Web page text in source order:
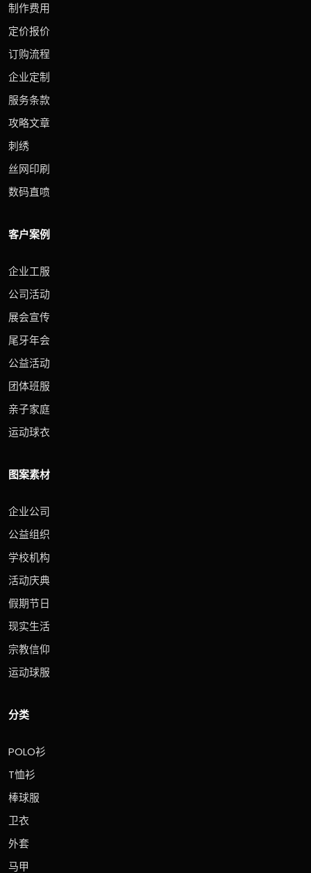
制作费用
定价报价
订购流程
企业定制
服务条款
攻略文章
刺绣
丝网印刷
数码直喷
客户案例
企业工服
公司活动
展会宣传
尾牙年会
公益活动
团体班服
亲子家庭
运动球衣
图案素材
企业公司
公益组织
学校机构
活动庆典
假期节日
现实生活
宗教信仰
运动球服
分类
POLO衫
T恤衫
棒球服
卫衣
外套
马甲